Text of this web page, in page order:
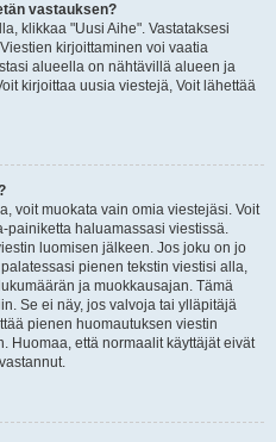
vastauksen?
klikkaa "Uusi Aihe". Vastataksesi
kirjoittaminen voi vaatia
alueella on nähtävillä alueen ja
kirjoittaa uusia viestejä, Voit lähettää
voit muokata vain omia viestejäsi. Voit
painiketta haluamassasi viestissä.
luomisen jälkeen. Jos joku on jo
pienen tekstin viestisi alla,
ja muokkausajan. Tämä
Se ei näy, jos valvoja tai ylläpitäjä
pienen huomautuksen viestin
Huomaa, että normaalit käyttäjät eivät